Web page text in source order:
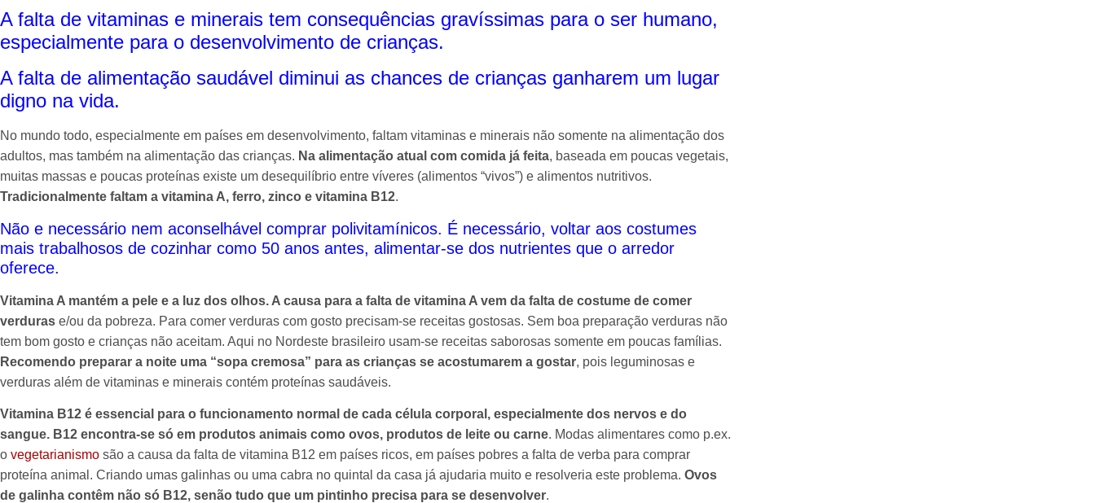
A falta de vitaminas e minerais tem consequências gravíssimas para o ser humano,
especialmente para o desenvolvimento de crianças.
A falta de alimentação saudável diminui as chances de crianças ganharem um lugar
digno na vida.
No mundo todo, especialmente em países em desenvolvimento, faltam vitaminas e minerais não somente na alimentação dos
adultos, mas também na alimentação das crianças. Na alimentação atual com comida já feita, baseada em poucas vegetais,
muitas massas e poucas proteínas existe um desequilíbrio entre víveres (alimentos “vivos”) e alimentos nutritivos.
Tradicionalmente faltam a vitamina A, ferro, zinco e vitamina B12.
Não e necessário nem aconselhável comprar polivitamínicos. É necessário, voltar aos costumes
mais trabalhosos de cozinhar como 50 anos antes, alimentar-se dos nutrientes que o arredor
oferece.
Vitamina A mantém a pele e a luz dos olhos. A causa para a falta de vitamina A vem da falta de costume de comer
verduras e/ou da pobreza. Para comer verduras com gosto precisam-se receitas gostosas. Sem boa preparação verduras não
tem bom gosto e crianças não aceitam. Aqui no Nordeste brasileiro usam-se receitas saborosas somente em poucas famílias.
Recomendo preparar a noite uma “sopa cremosa” para as crianças se acostumarem a gostar, pois leguminosas e
verduras além de vitaminas e minerais contém proteínas saudáveis.
Vitamina B12 é essencial para o funcionamento normal de cada célula corporal, especialmente dos nervos e do
sangue. B12 encontra-se só em produtos animais como ovos, produtos de leite ou carne. Modas alimentares como p.ex.
o vegetarianismo são a causa da falta de vitamina B12 em países ricos, em países pobres a falta de verba para comprar
proteína animal. Criando umas galinhas ou uma cabra no quintal da casa já ajudaria muito e resolveria este problema. Ovos
de galinha contêm não só B12, senão tudo que um pintinho precisa para se desenvolver.